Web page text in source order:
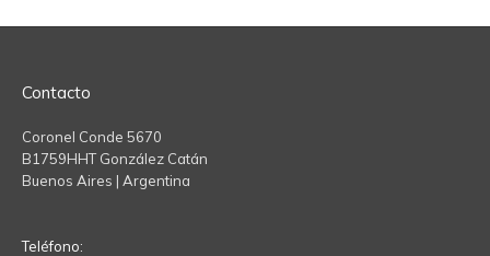
Contacto
Coronel Conde 5670
B1759HHT González Catán
Buenos Aires | Argentina
Teléfono: